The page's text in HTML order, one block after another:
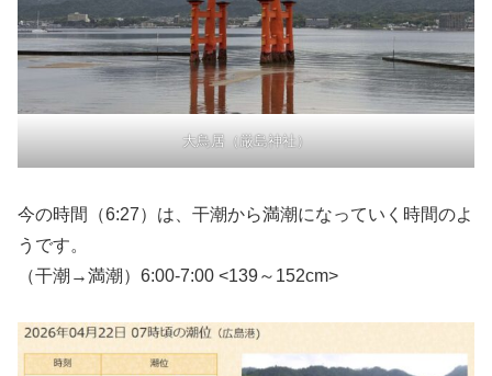
大鳥居（厳島神社）
今の時間（6:27）は、干潮から満潮になっていく時間のよ
うです。
（干潮→満潮）6:00-7:00 <139～152cm>